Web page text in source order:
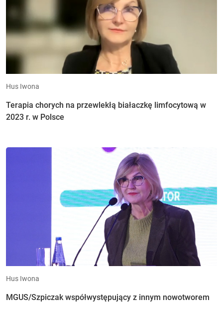
Hus Iwona
Terapia chorych na przewlekłą białaczkę limfocytową w
2023 r. w Polsce
Hus Iwona
MGUS/Szpiczak współwystępujący z innym nowotworem